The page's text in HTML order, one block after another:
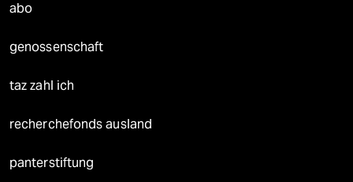
abo
genossenschaft
taz zahl ich
recherchefonds ausland
panterstiftung